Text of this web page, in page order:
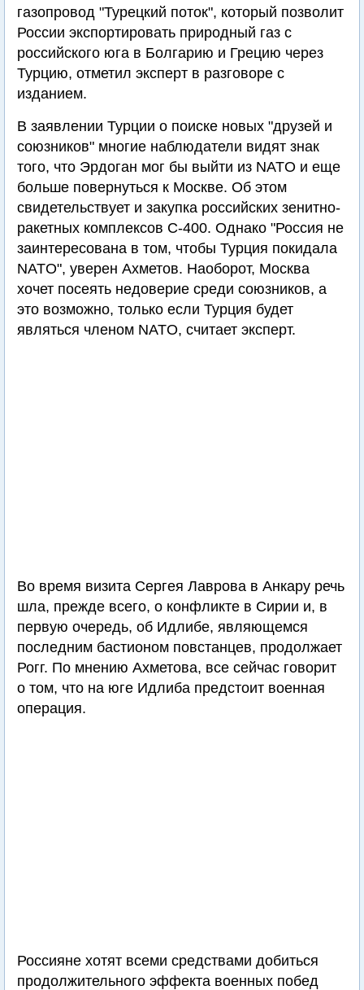
газопровод "Турецкий поток", который позволит
России экспортировать природный газ с
российского юга в Болгарию и Грецию через
Турцию, отметил эксперт в разговоре с
изданием.
В заявлении Турции о поиске новых "друзей и
союзников" многие наблюдатели видят знак
того, что Эрдоган мог бы выйти из NATO и еще
больше повернуться к Москве. Об этом
свидетельствует и закупка российских зенитно-
ракетных комплексов С-400. Однако "Россия не
заинтересована в том, чтобы Турция покидала
NATO", уверен Ахметов. Наоборот, Москва
хочет посеять недоверие среди союзников, а
это возможно, только если Турция будет
являться членом NATO, считает эксперт.
Во время визита Сергея Лаврова в Анкару речь
шла, прежде всего, о конфликте в Сирии и, в
первую очередь, об Идлибе, являющемся
последним бастионом повстанцев, продолжает
Рогг. По мнению Ахметова, все сейчас говорит
о том, что на юге Идлиба предстоит военная
операция.
Россияне хотят всеми средствами добиться
продолжительного эффекта военных побед